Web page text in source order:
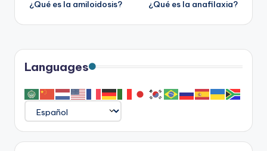
de
¿Qué es la amiloidosis?
¿Qué es la anafilaxia?
Languages